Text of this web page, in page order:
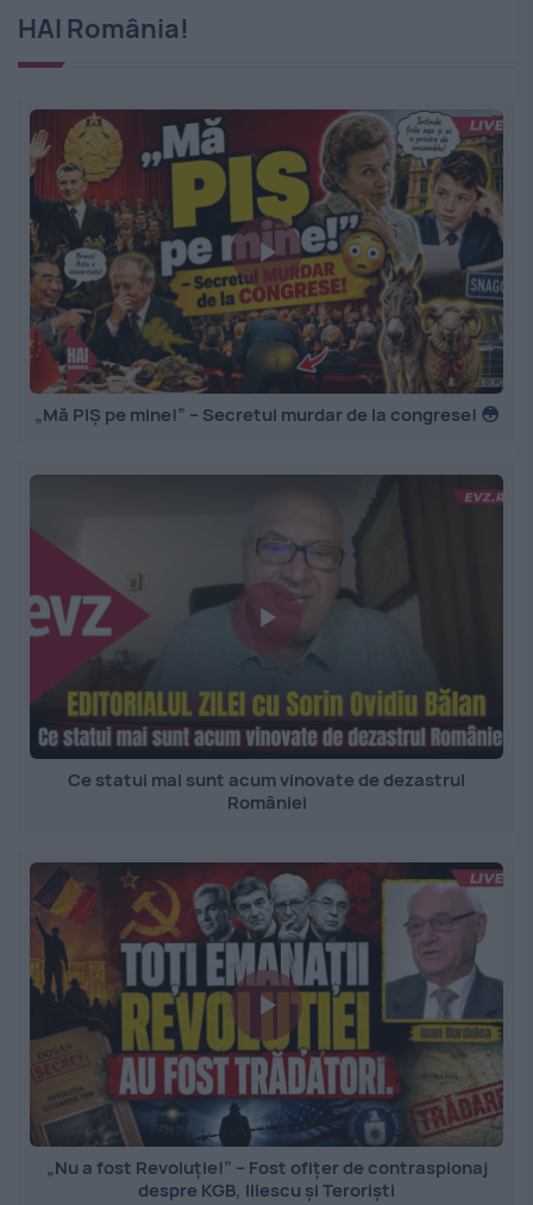
HAI România!
„Mă PIȘ pe mine!” – Secretul murdar de la congrese! 😳
Ce statui mai sunt acum vinovate de dezastrul
României
„Nu a fost Revoluție!” – Fost ofițer de contraspionaj
despre KGB, Iliescu și Teroriști